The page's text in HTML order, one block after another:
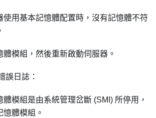
使用基本記憶體配置時，沒有記憶體不符
體模組，然後重新啟動伺服器。
誤日誌：
體模組是由系統管理岔斷 (SMI) 所停用，
憶體模組。